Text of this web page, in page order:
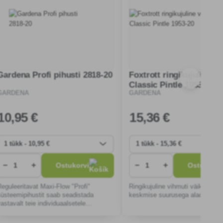
Profi pihusti 2818-20
GARDENA
,95 €
− + Ostukorvi
Maxi-Flow "Profi"
saab seadistada
teie individuaalsetele
Foxtrott ringikujuline
Classic Pintle 1953-20
GARDENA
15,36 €
− + Ostukorvi
Ringikujuline vihmuti väikestele
keskmise suurusega aladele.